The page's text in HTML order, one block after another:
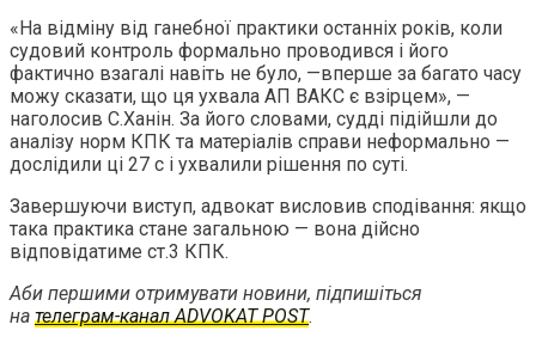
«На відміну від ганебної практики останніх років, коли
судовий контроль формально проводився і його
фактично взагалі навіть не було, —вперше за багато часу
можу сказати, що ця ухвала АП ВАКС є взірцем», —
наголосив С.Ханін. За його словами, судді підійшли до
аналізу норм КПК та матеріалів справи неформально —
дослідили ці 27 с і ухвалили рішення по суті.
Завершуючи виступ, адвокат висловив сподівання: якщо
така практика стане загальною — вона дійсно
відповідатиме ст.3 КПК.
Аби першими отримувати новини, підпишіться
на телеграм-канал ADVOKAT POST.